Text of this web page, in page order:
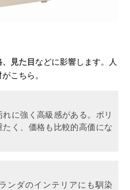
見た目 などに影響します。人
こちら。
に強く高級感がある。ポリ
く、価格も比較的高価にな
ンダのインテリアにも馴染